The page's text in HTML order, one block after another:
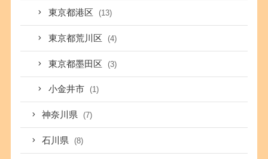
東京都港区 (13)
東京都荒川区 (4)
東京都墨田区 (3)
小金井市 (1)
神奈川県 (7)
石川県 (8)